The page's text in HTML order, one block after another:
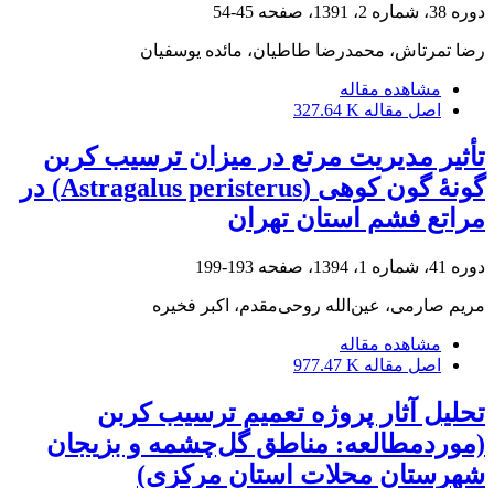
دوره 38، شماره 2، 1391، صفحه 45-54
رضا تمرتاش، محمدرضا طاطیان، مائده یوسفیان
مشاهده مقاله
اصل مقاله 327.64 K
تأثیر مدیریت مرتع در میزان ترسیب کربن
گونۀ گون کوهی (Astragalus peristerus) در
مراتع فشم استان تهران
دوره 41، شماره 1، 1394، صفحه 193-199
مریم صارمی، عین‌الله روحی‌مقدم، اکبر فخیره
مشاهده مقاله
اصل مقاله 977.47 K
تحلیل آثار پروژه تعمیم ترسیب کربن
(موردمطالعه: مناطق گل‌چشمه و بزیجان
شهرستان محلات استان مرکزی)